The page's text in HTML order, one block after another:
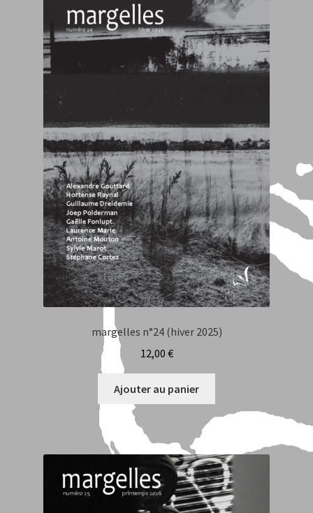
margelles n°24 (hiver 2025)
12,00 €
Ajouter au panier